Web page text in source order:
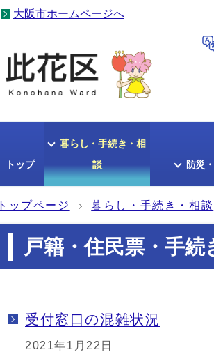
大阪市ホームページへ
トップ
暮らし・手続き・相
談
防災
トップページ 暮らし・手続き・相談
戸籍・住民票・手続
受付窓口の混雑状況
2021年1月22日